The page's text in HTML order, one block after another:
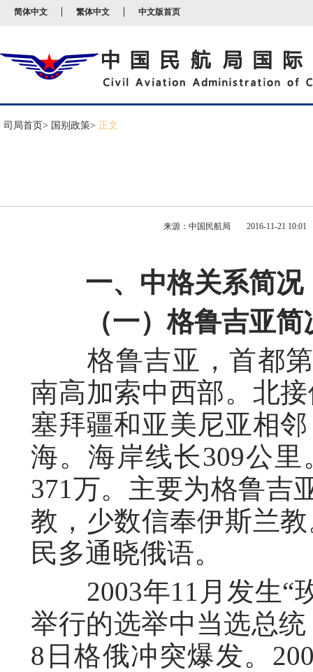
简体中文 繁体中文 中文版首页
司局首页> 国别政策> 正文
来源：中国民航局 2016-11-21 10:01
一、中格关系简况
（一）格鲁吉亚简
格鲁吉亚，首都第
南高加索中西部。北
塞拜疆和亚美尼亚相
海。海岸线长309公
371万。主要为格鲁吉
教，少数信奉伊斯兰
民多通晓俄语。
2003年11月发生“
举行的选举中当选总
8日格俄冲突爆发。
开
说
明
页
浪